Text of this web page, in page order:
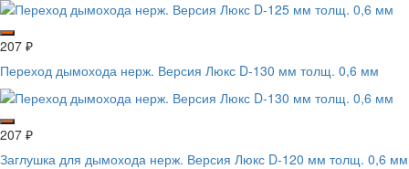
207 ₽
Переход дымохода нерж. Версия Люкс D-130 мм толщ. 0,6 мм
207 ₽
Заглушка для дымохода нерж. Версия Люкс D-120 мм толщ. 0,6 мм